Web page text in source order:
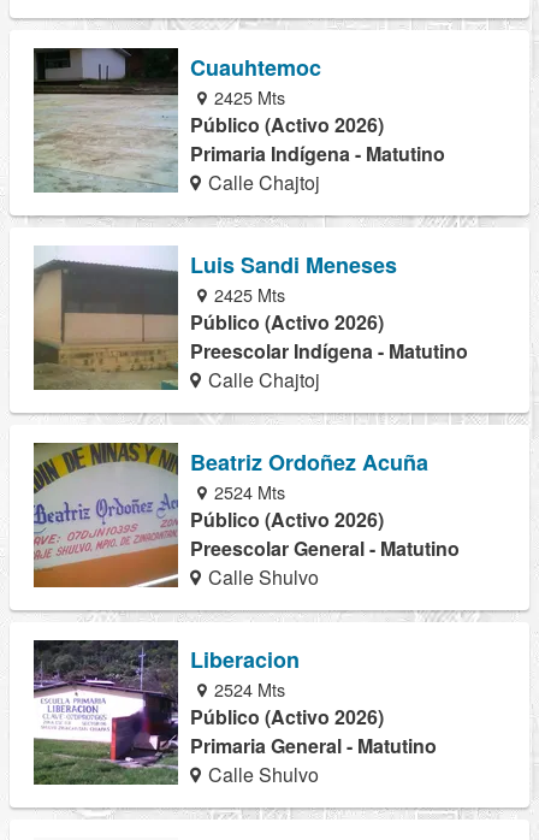
Cuauhtemoc
2425 Mts
Público (Activo 2026)
Primaria Indígena - Matutino
Calle Chajtoj
Luis Sandi Meneses
2425 Mts
Público (Activo 2026)
Preescolar Indígena - Matutino
Calle Chajtoj
Beatriz Ordoñez Acuña
2524 Mts
Público (Activo 2026)
Preescolar General - Matutino
Calle Shulvo
Liberacion
2524 Mts
Público (Activo 2026)
Primaria General - Matutino
Calle Shulvo